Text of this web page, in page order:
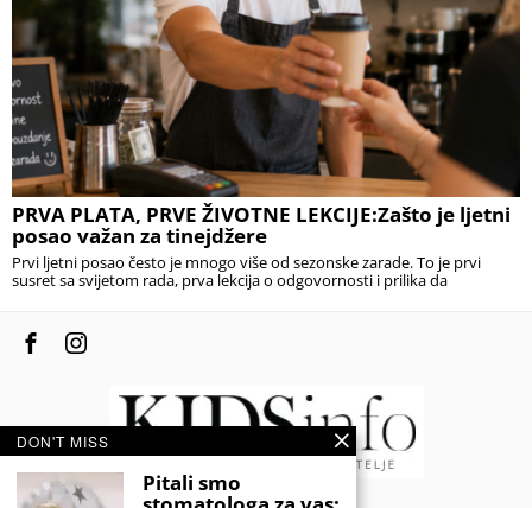
PRVA PLATA, PRVE ŽIVOTNE LEKCIJE:Zašto je ljetni
posao važan za tinejdžere
Prvi ljetni posao često je mnogo više od sezonske zarade. To je prvi
susret sa svijetom rada, prva lekcija o odgovornosti i prilika da
DON'T MISS
Pitali smo